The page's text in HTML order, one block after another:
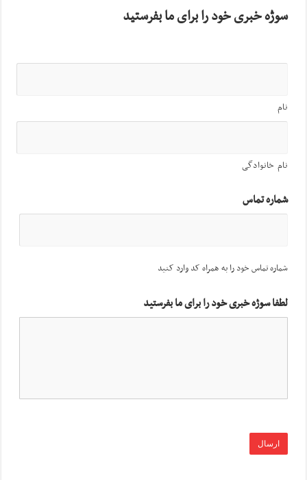
سوژه خبری خود را برای ما بفرستید
نام
نام خانوادگی
شماره تماس
شماره تماس خود را به همراه کد وارد کنید
لطفا سوژه خبری خود را برای ما بفرستید